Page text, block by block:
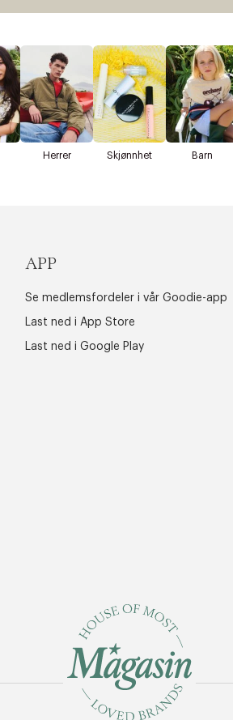
Herrer Skjønnhet Barn
APP
Se medlemsfordeler i vår Goodie-app
Last ned i App Store
Last ned i Google Play